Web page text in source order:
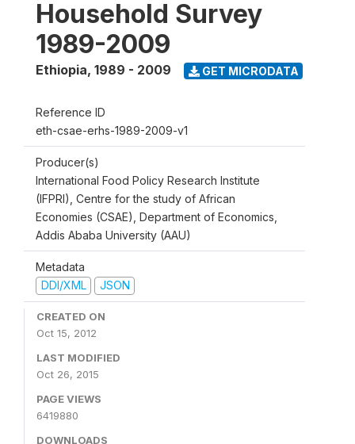
Household Survey
1989-2009
Ethiopia, 1989 - 2009 GET MICRODATA
Reference ID
eth-csae-erhs-1989-2009-v1
Producer(s)
International Food Policy Research Institute
(IFPRI), Centre for the study of African
Economies (CSAE), Department of Economics,
Addis Ababa University (AAU)
Metadata
DDI/XML
JSON
CREATED ON
Oct 15, 2012
LAST MODIFIED
Oct 26, 2015
PAGE VIEWS
6419880
DOWNLOADS